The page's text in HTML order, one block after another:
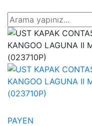
PAYEN